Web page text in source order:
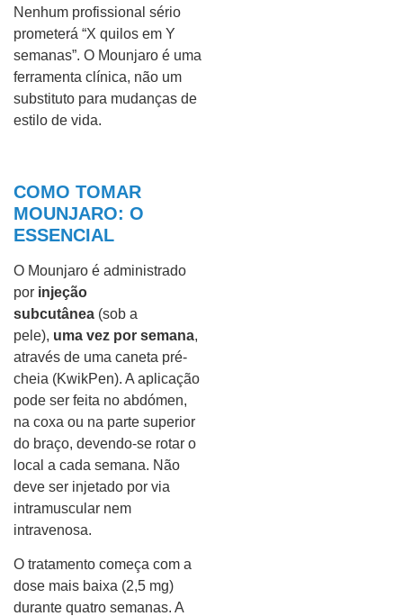
Nenhum profissional sério
prometerá “X quilos em Y
semanas”. O Mounjaro é uma
ferramenta clínica, não um
substituto para mudanças de
estilo de vida.
COMO TOMAR
MOUNJARO: O
ESSENCIAL
O Mounjaro é administrado
por injeção
subcutânea (sob a
pele), uma vez por semana,
através de uma caneta pré-
cheia (KwikPen). A aplicação
pode ser feita no abdómen,
na coxa ou na parte superior
do braço, devendo-se rotar o
local a cada semana. Não
deve ser injetado por via
intramuscular nem
intravenosa.
O tratamento começa com a
dose mais baixa (2,5 mg)
durante quatro semanas. A